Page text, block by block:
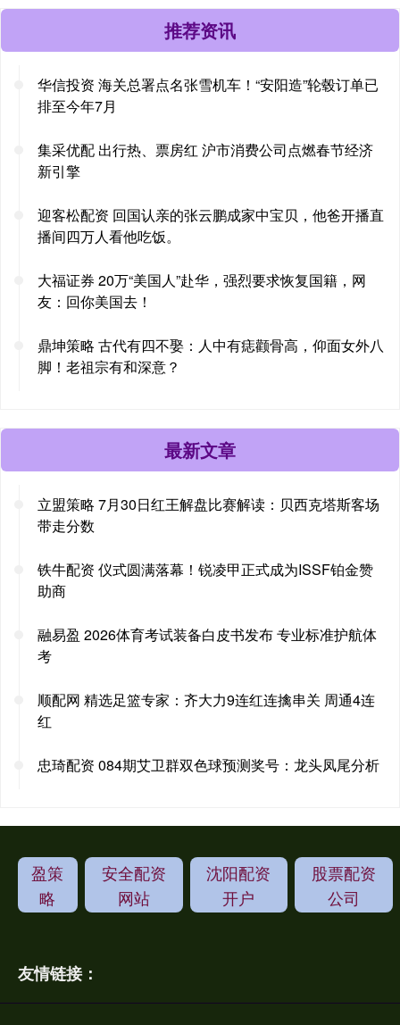
推荐资讯
华信投资 海关总署点名张雪机车！“安阳造”轮毂订单已
排至今年7月
集采优配 出行热、票房红 沪市消费公司点燃春节经济
新引擎
迎客松配资 回国认亲的张云鹏成家中宝贝，他爸开播直
播间四万人看他吃饭。
大福证券 20万“美国人”赴华，强烈要求恢复国籍，网
友：回你美国去！
鼎坤策略 古代有四不娶：人中有痣颧骨高，仰面女外八
脚！老祖宗有和深意？
最新文章
立盟策略 7月30日红王解盘比赛解读：贝西克塔斯客场
带走分数
铁牛配资 仪式圆满落幕！锐凌甲正式成为ISSF铂金赞
助商
融易盈 2026体育考试装备白皮书发布 专业标准护航体
考
顺配网 精选足篮专家：齐大力9连红连擒串关 周通4连
红
忠琦配资 084期艾卫群双色球预测奖号：龙头凤尾分析
盈策
略
安全配资
网站
沈阳配资
开户
股票配资
公司
友情链接：